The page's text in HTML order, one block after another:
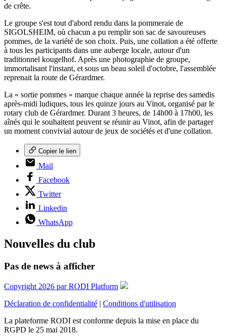
de crête.
Le groupe s'est tout d'abord rendu dans la pommeraie de
SIGOLSHEIM, où chacun a pu remplir son sac de savoureuses
pommes, de la variété de son choix. Puis, une collation a été offerte
à tous les participants dans une auberge locale, autour d'un
traditionnel kougelhof. Après une photographie de groupe,
immortalisant l'instant, et sous un beau soleil d'octobre, l'assemblée
reprenait la route de Gérardmer.
La « sortie pommes » marque chaque année la reprise des samedis
après-midi ludiques, tous les quinze jours au Vinot, organisé par le
rotary club de Gérardmer. Durant 3 heures, de 14h00 à 17h00, les
aînés qui le souhaitent peuvent se réunir au Vinot, afin de partager
un moment convivial autour de jeux de sociétés et d'une collation.
Copier le lien
Mail
Facebook
Twitter
Linkedin
WhatsApp
Nouvelles du club
Pas de news à afficher
Copyright 2026 par RODI Platform
Déclaration de confidentialité | Conditions d'utilisation
La plateforme RODI est conforme depuis la mise en place du
RGPD le 25 mai 2018.